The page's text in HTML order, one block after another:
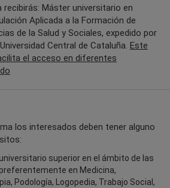
recibirás: Máster universitario en
Aplicada a la Formación de
de la Salud y Sociales, expedido por
Central de Cataluña. Este
el acceso en diferentes
los interesados deben tener alguno
superior en el ámbito de las
en Medicina,
Podología, Logopedia, Trabajo Social,